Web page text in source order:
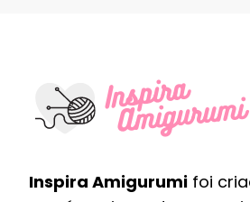
Inspira Amigurumi foi